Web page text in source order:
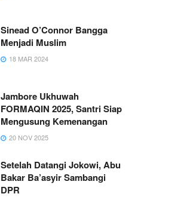
Sinead O’Connor Bangga
Menjadi Muslim
18 MAR 2024
Jambore Ukhuwah
FORMAQIN 2025, Santri Siap
Mengusung Kemenangan
20 NOV 2025
Setelah Datangi Jokowi, Abu
Bakar Ba’asyir Sambangi
DPR